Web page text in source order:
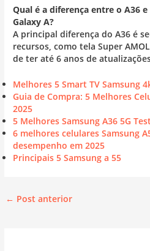
Qual é a diferença entre o A36
Galaxy A?
A principal diferença do A36 é
recursos, como tela Super
de ter até 6 anos de
Melhores 5 Smart TV Samsung
Guia de Compra: 5 Melhores
2025
5 Melhores Samsung A36 5G
6 melhores celulares Samsung
desempenho em 2025
Principais 5 Samsung a 55
← Post anterior